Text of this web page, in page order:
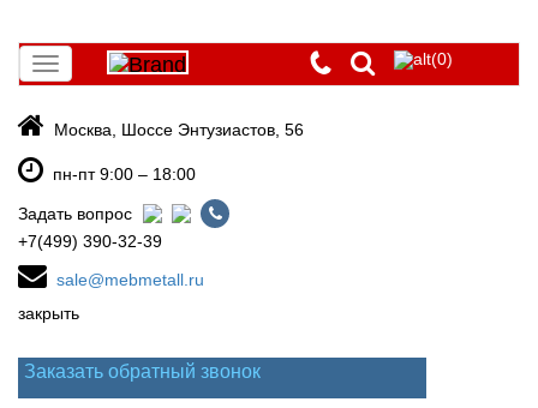
Toggle
navigation
(0)
Москва, Шоссе Энтузиастов, 56
пн-пт 9:00 – 18:00
Задать вопрос
+7(499) 390-32-39
sale@mebmetall.ru
закрыть
Заказать обратный звонок